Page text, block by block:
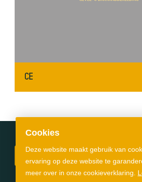
Cookies
Deze website maakt gebruik van
ervaring op deze website te
meer over in onze cookieverklaring.
CE
Verkooppunten